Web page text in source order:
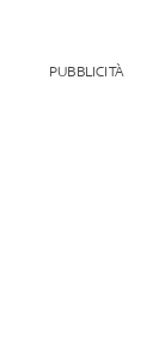
PUBBLICITÀ